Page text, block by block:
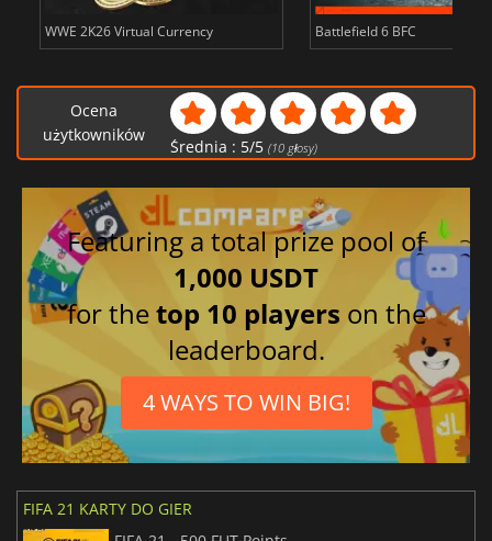
WWE 2K26 Virtual Currency Battlefield 6 BFC
Ocena
użytkowników
Średnia : 5/5 (10głosy)
Featuring a total prize pool of
1,000 USDT
for thetop 10 players on the
leaderboard.
4 WAYS TO WIN BIG!
FIFA 21 KARTY DO GIER